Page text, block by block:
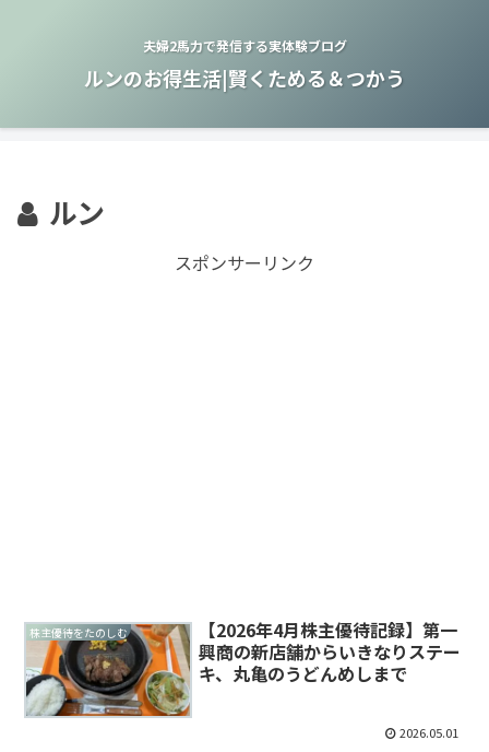
夫婦2馬力で発信する実体験ブログ
ルンのお得生活|賢くためる＆つかう
ルン
スポンサーリンク
株主優待をたのしむ
【2026年4月株主優待記録】第一
興商の新店舗からいきなりステー
キ、丸亀のうどんめしまで
2026.05.01